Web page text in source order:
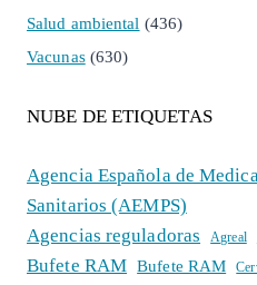
Salud ambiental (436)
Vacunas(630)
NUBE DE ETIQUETAS
Agencia Española de
Sanitarios (AEMPS)
Agencias reguladoras
Agreal
Bufete RAM Bufete RAM